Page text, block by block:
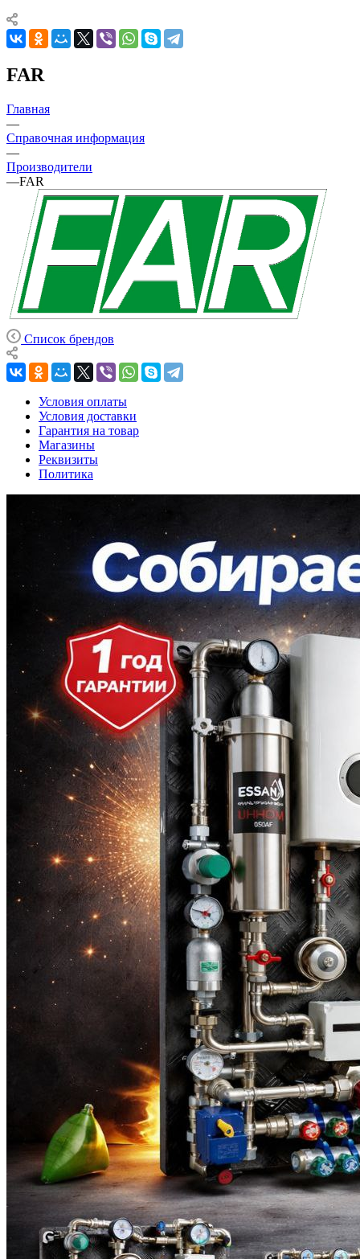
FAR
Главная
—
Справочная информация
—
Производители
—FAR
Список брендов
Условия оплаты
Условия доставки
Гарантия на товар
Магазины
Реквизиты
Политика